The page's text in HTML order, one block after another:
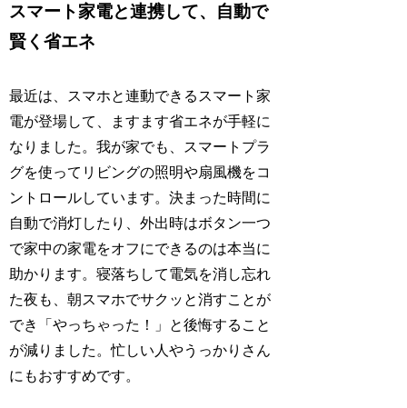
スマート家電と連携して、自動で
賢く省エネ
最近は、スマホと連動できるスマート家
電が登場して、ますます省エネが手軽に
なりました。我が家でも、スマートプラ
グを使ってリビングの照明や扇風機をコ
ントロールしています。決まった時間に
自動で消灯したり、外出時はボタン一つ
で家中の家電をオフにできるのは本当に
助かります。寝落ちして電気を消し忘れ
た夜も、朝スマホでサクッと消すことが
でき「やっちゃった！」と後悔すること
が減りました。忙しい人やうっかりさん
にもおすすめです。